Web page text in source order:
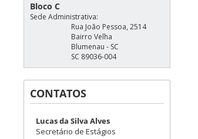
Bloco C
Sede Administrativa:
Rua João Pessoa, 2514
Bairro Velha
Blumenau - SC
SC 89036-004
CONTATOS
Lucas da Silva Alves
Secretário de Estágios